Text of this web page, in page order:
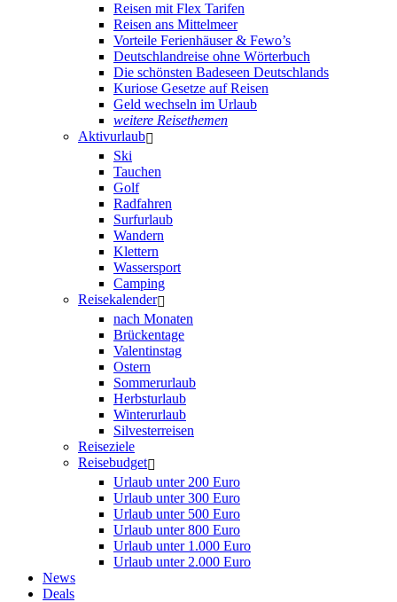
Reisen mit Flex Tarifen
Reisen ans Mittelmeer
Vorteile Ferienhäuser & Fewo’s
Deutschlandreise ohne Wörterbuch
Die schönsten Badeseen Deutschlands
Kuriose Gesetze auf Reisen
Geld wechseln im Urlaub
weitere Reisethemen
Aktivurlaub
Ski
Tauchen
Golf
Radfahren
Surfurlaub
Wandern
Klettern
Wassersport
Camping
Reisekalender
nach Monaten
Brückentage
Valentinstag
Ostern
Sommerurlaub
Herbsturlaub
Winterurlaub
Silvesterreisen
Reiseziele
Reisebudget
Urlaub unter 200 Euro
Urlaub unter 300 Euro
Urlaub unter 500 Euro
Urlaub unter 800 Euro
Urlaub unter 1.000 Euro
Urlaub unter 2.000 Euro
News
Deals